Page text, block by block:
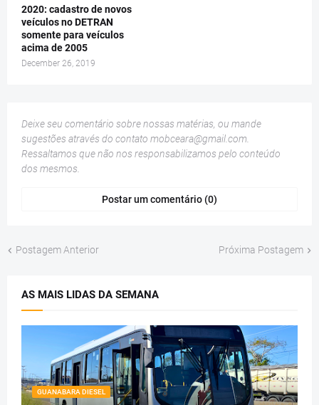
2020: cadastro de novos
veículos no DETRAN
somente para veículos
acima de 2005
December 26, 2019
Deixe seu comentário sobre nossas matérias, ou mande
sugestões através do contato mobceara@gmail.com.
Ressaltamos que não nos responsabilizamos pelo conteúdo
dos mesmos.
Postar um comentário (0)
Postagem Anterior Próxima Postagem
AS MAIS LIDAS DA SEMANA
GUANABARA DIESEL